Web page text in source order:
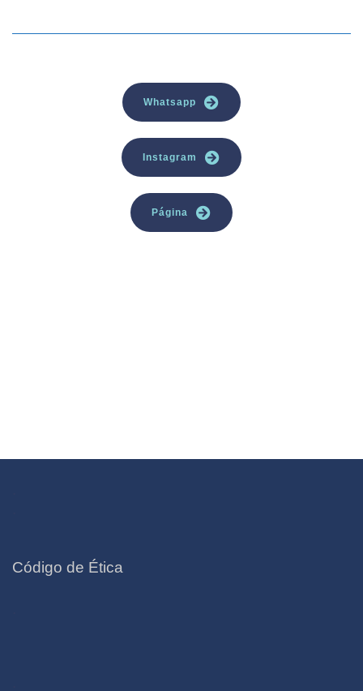
Whatsapp
Instagram
Página
Código de Ética